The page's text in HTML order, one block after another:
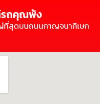
รถคุณพ้ง
ที่สุดบนถนนกาญจนาภิเษก